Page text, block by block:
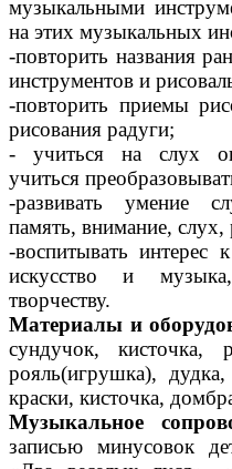
музыкальными
на этих музыкальных
-повторить названия
инструментов и
-повторить приемы
рисования радуги;
- учиться на слух
учиться
-развивать умение
память, внимание, слух,
-воспитывать интерес
искусство и
творчеству.
Материалы и
сундучок, кисточка,
рояль(игрушка),
краски, кисточка,
Музыкальное
записью минусовок